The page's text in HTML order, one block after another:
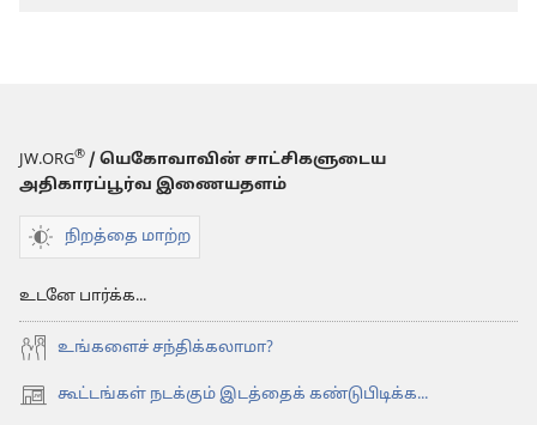
JW.ORG® / யெகோவாவின் சாட்சிகளுடைய
அதிகாரப்பூர்வ இணையதளம்
நிறத்தை மாற்ற
உடனே பார்க்க...
உங்களைச் சந்திக்கலாமா?
கூட்டங்கள் நடக்கும் இடத்தைக் கண்டுபிடிக்க...
(opens